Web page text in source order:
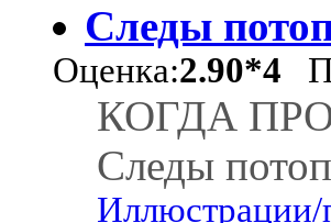
Следы
Оценка:2.90*4
КОГДА
Следы